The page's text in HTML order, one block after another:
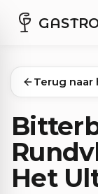
Terug naar
Het